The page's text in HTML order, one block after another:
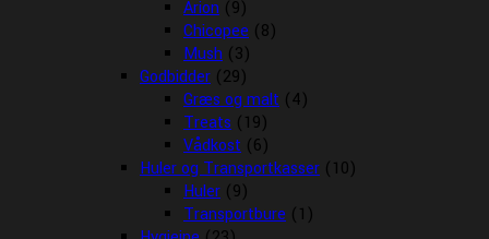
Arion (9)
Chicopee (8)
Mush (3)
Godbidder (29)
Græs og malt (4)
Treats (19)
Vådkost (6)
Huler og Transportkasser (10)
Huler (9)
Transportbure (1)